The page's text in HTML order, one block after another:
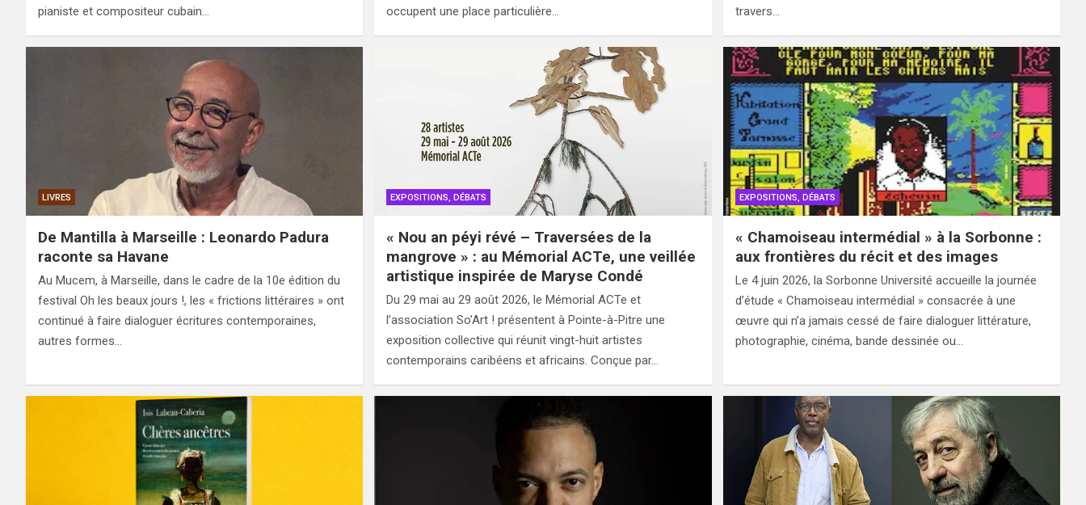
pianiste et compositeur cubain…
occupent une place particulière…
travers…
LIVRES
De Mantilla à Marseille : Leonardo Padura
raconte sa Havane
Au Mucem, à Marseille, dans le cadre de la 10e édition du
festival Oh les beaux jours !, les « frictions littéraires » ont
continué à faire dialoguer écritures contemporaines,
autres formes…
EXPOSITIONS, DÉBATS
« Nou an péyi révé – Traversées de la
mangrove » : au Mémorial ACTe, une veillée
artistique inspirée de Maryse Condé
Du 29 mai au 29 août 2026, le Mémorial ACTe et
l’association So’Art ! présentent à Pointe-à-Pitre une
exposition collective qui réunit vingt-huit artistes
contemporains caribéens et africains. Conçue par…
EXPOSITIONS, DÉBATS
« Chamoiseau intermédial » à la Sorbonne :
aux frontières du récit et des images
Le 4 juin 2026, la Sorbonne Université accueille la journée
d’étude « Chamoiseau intermédial » consacrée à une
œuvre qui n’a jamais cessé de faire dialoguer littérature,
photographie, cinéma, bande dessinée ou…